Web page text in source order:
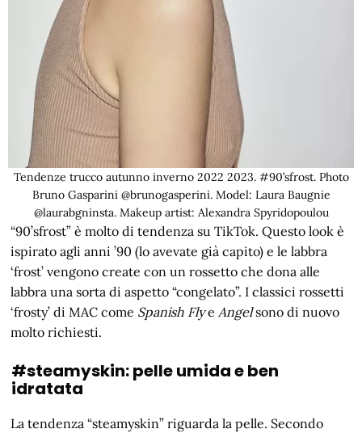
Tendenze trucco autunno inverno 2022 2023. #90’sfrost. Photo
Bruno Gasparini @brunogasperini. Model: Laura Baugnie
@laurabgninsta. Makeup artist: Alexandra Spyridopoulou
“90’sfrost” è molto di tendenza su TikTok. Questo look è
ispirato agli anni ’90 (lo avevate già capito) e le labbra
‘frost’ vengono create con un rossetto che dona alle
labbra una sorta di aspetto “congelato”. I classici rossetti
‘frosty’ di MAC come Spanish FlyeAngelsono di nuovo
molto richiesti.
#steamyskin: pelle umida e ben
idratata
La tendenza “steamyskin” riguarda la pelle. Secondo